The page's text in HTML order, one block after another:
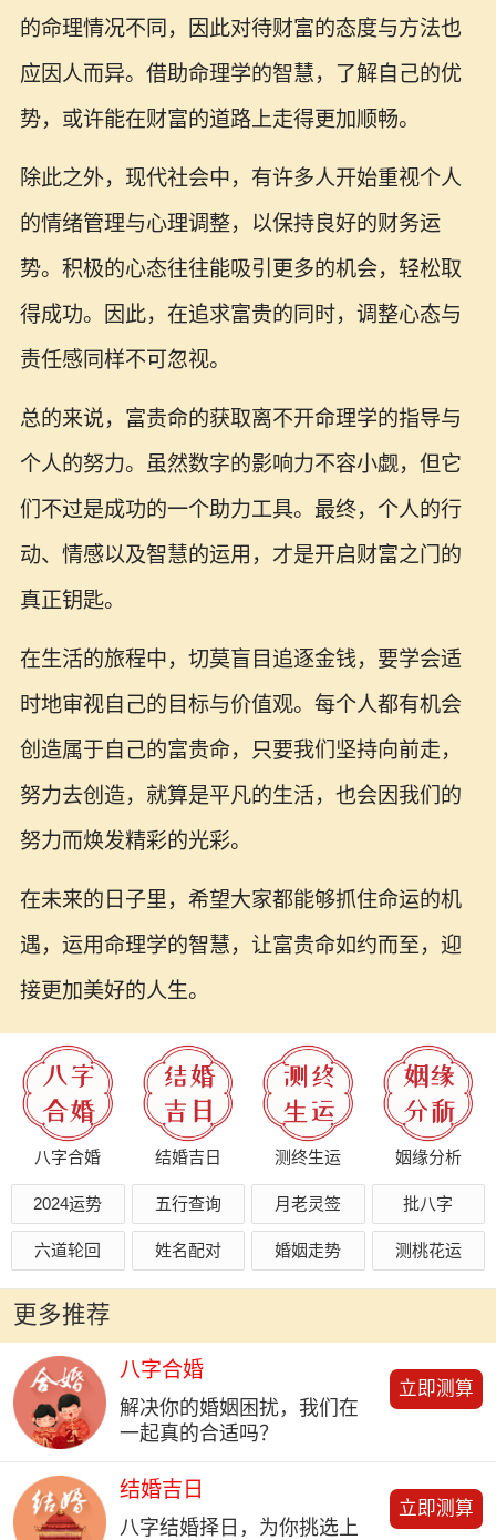
的命理情况不同，因此对待财富的态度与方法也
应因人而异。借助命理学的智慧，了解自己的优
势，或许能在财富的道路上走得更加顺畅。
除此之外，现代社会中，有许多人开始重视个人
的情绪管理与心理调整，以保持良好的财务运
势。积极的心态往往能吸引更多的机会，轻松取
得成功。因此，在追求富贵的同时，调整心态与
责任感同样不可忽视。
总的来说，富贵命的获取离不开命理学的指导与
个人的努力。虽然数字的影响力不容小觑，但它
们不过是成功的一个助力工具。最终，个人的行
动、情感以及智慧的运用，才是开启财富之门的
真正钥匙。
在生活的旅程中，切莫盲目追逐金钱，要学会适
时地审视自己的目标与价值观。每个人都有机会
创造属于自己的富贵命，只要我们坚持向前走，
努力去创造，就算是平凡的生活，也会因我们的
努力而焕发精彩的光彩。
在未来的日子里，希望大家都能够抓住命运的机
遇，运用命理学的智慧，让富贵命如约而至，迎
接更加美好的人生。
八字合婚 结婚吉日 测终生运 姻缘分析
2024运势 五行查询 月老灵签 批八字
六道轮回 姓名配对 婚姻走势 测桃花运
更多推荐
八字合婚
解决你的婚姻困扰，我们在
一起真的合适吗？
立即测算
结婚吉日
八字结婚择日，为你挑选上
立即测算